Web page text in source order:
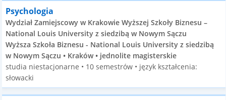
Psychologia
Wydział Zamiejscowy w Krakowie Wyższej Szkoły Biznesu –
National Louis University z siedzibą w Nowym Sączu
Wyższa Szkoła Biznesu - National Louis University z siedzibą
w Nowym Sączu • Kraków • jednolite magisterskie
studia niestacjonarne • 10 semestrów • język kształcenia:
słowacki